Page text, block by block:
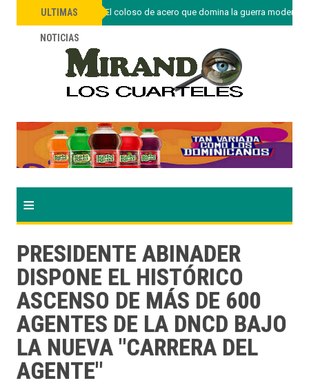
ULTIMAS
NOTICIAS
El M1A2 SEP v3: El coloso de acero que domina la guerra moderna
≡
PRESIDENTE ABINADER
DISPONE EL HISTÓRICO
ASCENSO DE MÁS DE 600
AGENTES DE LA DNCD BAJO
LA NUEVA "CARRERA DEL
AGENTE"